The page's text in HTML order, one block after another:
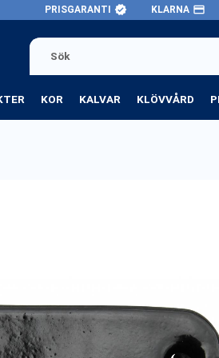
PRISGARANTI verified KLARNA payment
KOR KALVAR KLÖVVÅRD